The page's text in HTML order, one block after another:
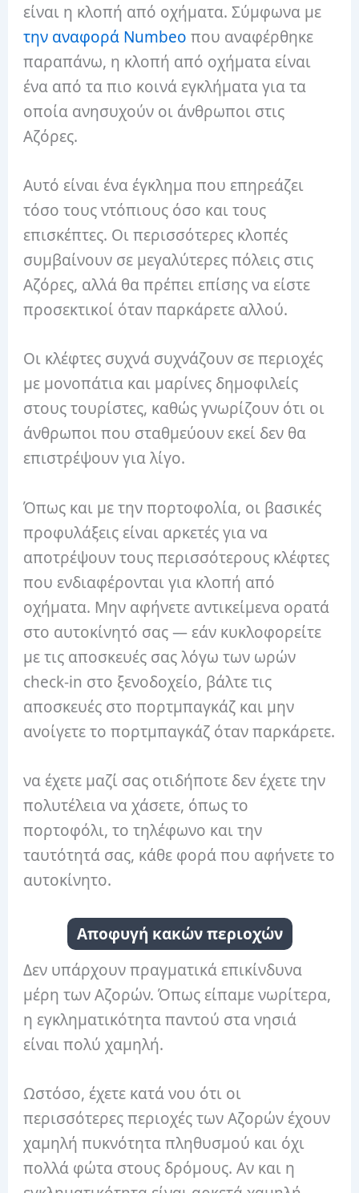
είναι η κλοπή από οχήματα. Σύμφωνα με
την αναφορά Numbeo που αναφέρθηκε
παραπάνω, η κλοπή από οχήματα είναι
ένα από τα πιο κοινά εγκλήματα για τα
οποία ανησυχούν οι άνθρωποι στις
Αζόρες.
Αυτό είναι ένα έγκλημα που επηρεάζει
τόσο τους ντόπιους όσο και τους
επισκέπτες. Οι περισσότερες κλοπές
συμβαίνουν σε μεγαλύτερες πόλεις στις
Αζόρες, αλλά θα πρέπει επίσης να είστε
προσεκτικοί όταν παρκάρετε αλλού.
Οι κλέφτες συχνά συχνάζουν σε περιοχές
με μονοπάτια και μαρίνες δημοφιλείς
στους τουρίστες, καθώς γνωρίζουν ότι οι
άνθρωποι που σταθμεύουν εκεί δεν θα
επιστρέψουν για λίγο.
Όπως και με την πορτοφολία, οι βασικές
προφυλάξεις είναι αρκετές για να
αποτρέψουν τους περισσότερους κλέφτες
που ενδιαφέρονται για κλοπή από
οχήματα. Μην αφήνετε αντικείμενα ορατά
στο αυτοκίνητό σας — εάν κυκλοφορείτε
με τις αποσκευές σας λόγω των ωρών
check-in στο ξενοδοχείο, βάλτε τις
αποσκευές στο πορτμπαγκάζ και μην
ανοίγετε το πορτμπαγκάζ όταν παρκάρετε.
να έχετε μαζί σας οτιδήποτε δεν έχετε την
πολυτέλεια να χάσετε, όπως το
πορτοφόλι, το τηλέφωνο και την
ταυτότητά σας, κάθε φορά που αφήνετε το
αυτοκίνητο.
Αποφυγή κακών περιοχών
Δεν υπάρχουν πραγματικά επικίνδυνα
μέρη των Αζορών. Όπως είπαμε νωρίτερα,
η εγκληματικότητα παντού στα νησιά
είναι πολύ χαμηλή.
Ωστόσο, έχετε κατά νου ότι οι
περισσότερες περιοχές των Αζορών έχουν
χαμηλή πυκνότητα πληθυσμού και όχι
πολλά φώτα στους δρόμους. Αν και η